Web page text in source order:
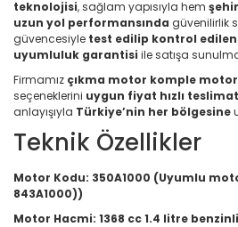
teknolojisi, sağlam yapısıyla hem
uzun yol performansında güvenilirlik
güvencesiyle test edilip kontrol
uyumluluk garantisi ile satışa
Firmamız çıkma motor komple motor
seçeneklerini uygun fiyat hızlı
anlayışıyla Türkiye’nin her bölgesine
Teknik Özellikler
Motor Kodu: 350A1000 (Uyumlu
843A1000))
Motor Hacmi: 1368 cc 1.4 litre